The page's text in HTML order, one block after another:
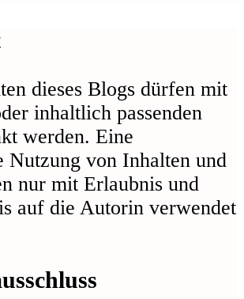
dieses Blogs dürfen mit
inhaltlich passenden
werden. Eine
Nutzung von Inhalten und
nur mit Erlaubnis und
auf die Autorin verwendet